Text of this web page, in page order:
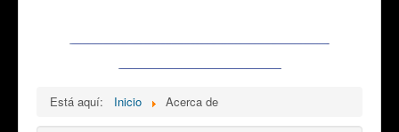
Está aquí: Inicio Acerca de